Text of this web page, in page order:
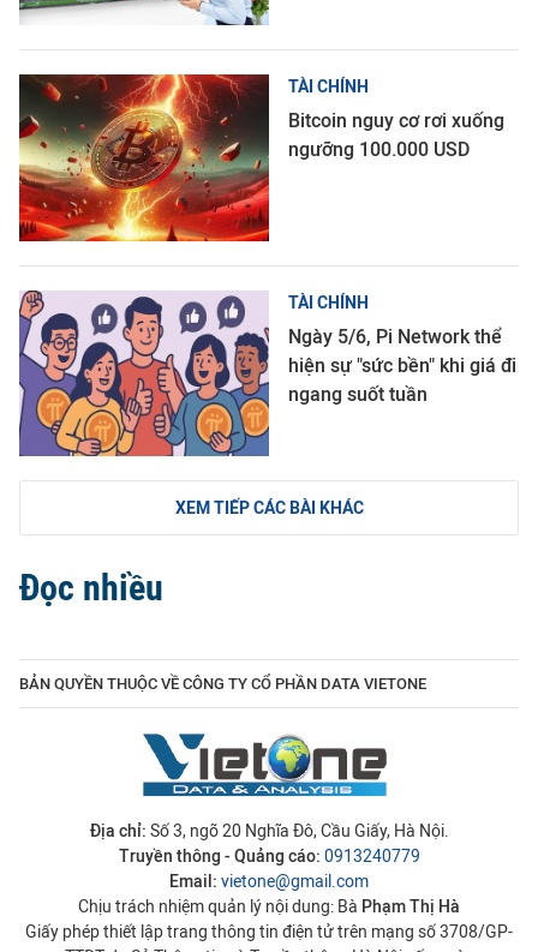
TÀI CHÍNH
Bitcoin nguy cơ rơi xuống
ngưỡng 100.000 USD
TÀI CHÍNH
Ngày 5/6, Pi Network thể
hiện sự "sức bền" khi giá đi
ngang suốt tuần
XEM TIẾP CÁC BÀI KHÁC
Đọc nhiều
BẢN QUYỀN THUỘC VỀ CÔNG TY CỔ PHẦN DATA VIETONE
Địa chỉ: Số 3, ngõ 20 Nghĩa Đô, Cầu Giấy, Hà Nội.
Truyền thông - Quảng cáo: 0913240779
Email: vietone@gmail.com
Chịu trách nhiệm quản lý nội dung: Bà Phạm Thị Hà
Giấy phép thiết lập trang thông tin điện tử trên mạng số 3708/GP-